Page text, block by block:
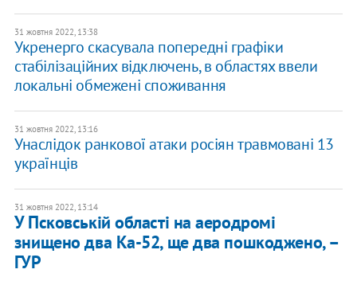
31 жовтня 2022, 13:38
Укренерго скасувала попередні графіки
стабілізаційних відключень, в областях ввели
локальні обмежені споживання
31 жовтня 2022, 13:16
Унаслідок ранкової атаки росіян травмовані 13
українців
31 жовтня 2022, 13:14
У Псковській області на аеродромі
знищено два Ка-52, ще два пошкоджено, –
ГУР